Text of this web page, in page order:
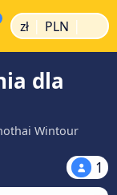
zł | PLN |
dla
Wintour
1